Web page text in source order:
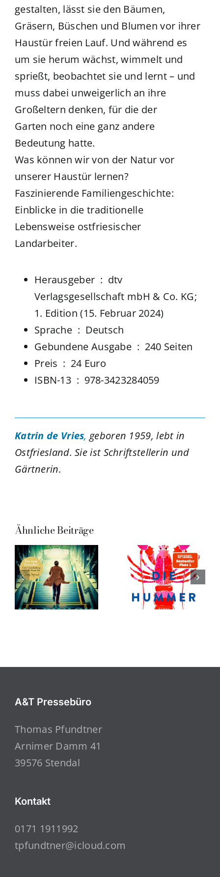
gestalten, lässt sie den Bäumen,
Gräsern, Büschen und Blumen vor ihrer
Haustür freien Lauf. Und während es
um sie herum wächst, wimmelt und
sprießt, beobachtet sie und lernt – und
muss dabei unweigerlich an ihre
Großeltern denken, für die der
Garten noch eine ganz andere
Bedeutung hatte.
Was können wir von der Natur vor
unserer Haustür lernen?
Faszinierende Familiengeschichte:
Einblicke in die traditionelle
Lebensweise ostfriesischer
Landarbeiter.
Herausgeber ‏ : ‎ dtv
Verlagsgesellschaft mbH & Co. KG;
1. Edition (15. Februar 2024)
Sprache ‏ : ‎ Deutsch
Gebundene Ausgabe ‏ : ‎ 240 Seiten
Preis ‏ : ‎ 24 Euro
ISBN-13 ‏ : ‎ 978-3423284059
Katrin de Vries, geboren 1959, lebt in
Ostfriesland. Sie ist Schriftstellerin und
Gärtnerin.
Ähnliche Beiträge
A&T Pressebüro
Thomas Pfundtner
Arnimer Damm 41
39576 Stendal
Kontakt
0171 1911992
tpfundtner@icloud.com